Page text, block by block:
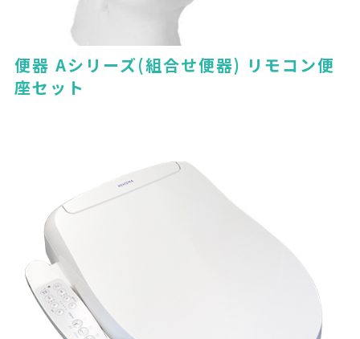
便器 Aシリーズ(組合せ便器) リモコン便
座セット